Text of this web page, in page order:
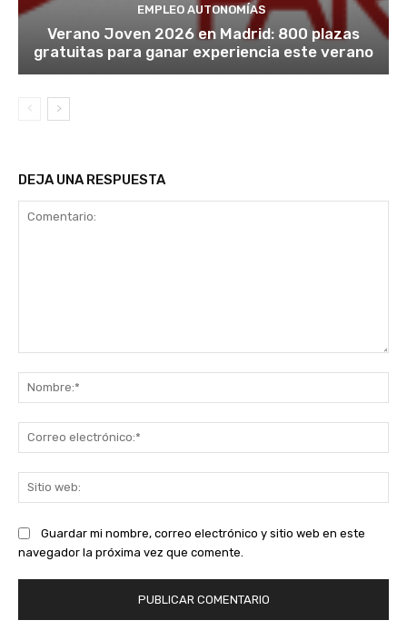
EMPLEO AUTONOMÍAS
Verano Joven 2026 en Madrid: 800 plazas
gratuitas para ganar experiencia este verano
DEJA UNA RESPUESTA
Guardar mi nombre, correo electrónico y sitio web en este
navegador la próxima vez que comente.